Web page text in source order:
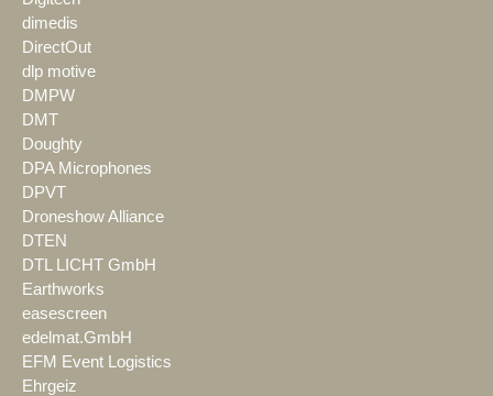
dimedis
DirectOut
dlp motive
DMPW
DMT
Doughty
DPA Microphones
DPVT
Droneshow Alliance
DTEN
DTL LICHT GmbH
Earthworks
easescreen
edelmat.GmbH
EFM Event Logistics
Ehrgeiz